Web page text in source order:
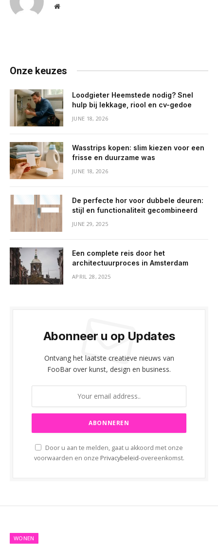
Website
Onze keuzes
Loodgieter Heemstede nodig? Snel
hulp bij lekkage, riool en cv-gedoe
JUNE 18, 2026
Wasstrips kopen: slim kiezen voor een
frisse en duurzame was
JUNE 18, 2026
De perfecte hor voor dubbele deuren:
stijl en functionaliteit gecombineerd
JUNE 29, 2025
Een complete reis door het
architectuurproces in Amsterdam
APRIL 28, 2025
Abonneer u op Updates
Ontvang het laatste creatieve nieuws van
FooBar over kunst, design en business.
Door u aan te melden, gaat u akkoord met onze
voorwaarden en onze Privacybeleid-overeenkomst.
WONEN